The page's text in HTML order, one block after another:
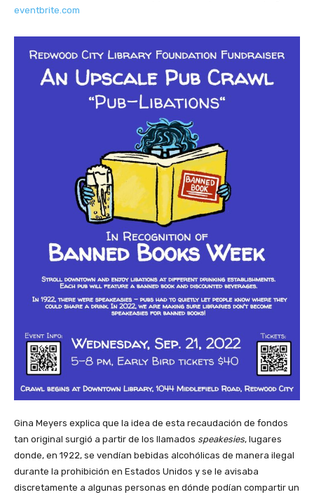
eventbrite.com
Gina Meyers explica que la idea de esta recaudación de fondos
tan original surgió a partir de los llamados speakesies, lugares
donde, en 1922, se vendían bebidas alcohólicas de manera ilegal
durante la prohibición en Estados Unidos y se le avisaba
discretamente a algunas personas en dónde podían compartir un